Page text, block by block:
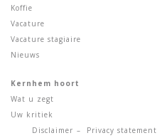
Koffie
Vacature
Vacature stagiaire
Nieuws
Kernhem hoort
Wat u zegt
Uw kritiek
Disclaimer
Privacy statement